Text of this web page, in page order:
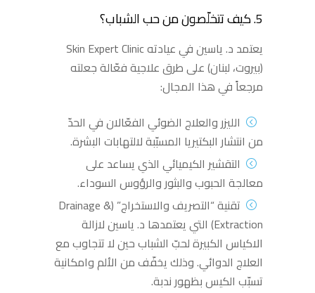
5. كيف تتخلّصون من حب الشباب؟
يعتمد د. ياسين في عيادته Skin Expert Clinic
(بيروت، لبنان) على طرق علاجية فعّالة جعلته
مرجعاً في هذا المجال:
الليزر والعلاج الضوئي الفعّالان في الحدّ
من انتشار البكتيريا المسبّبة لالتهابات البشرة.
التقشير الكيميائي الذي يساعد على
معالجة الحبوب والبثور والرؤوس السوداء.
تقنية “التصريف والاستخراج” (Drainage &
Extraction) التي يعتمدها د. ياسين لازالة
الاكياس الكبيرة لحبّ الشباب حين لا تتجاوب مع
العلاج الدوائي. وذلك يخفّف من الألم وامكانية
تسبّب الكيس بظهور ندبة.